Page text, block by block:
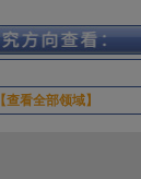
【查看全部领域】